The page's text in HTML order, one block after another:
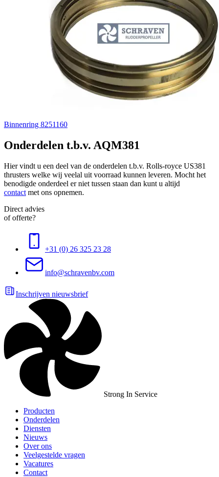
Binnenring 8251160
Onderdelen t.b.v. AQM381
Hier vindt u een deel van de onderdelen t.b.v. Rolls-royce US381
thrusters welke wij veelal uit voorraad kunnen leveren. Mocht het
benodigde onderdeel er niet tussen staan dan kunt u altijd
contact met ons opnemen.
Direct advies
of offerte?
+31 (0) 26 325 23 28
info@schravenbv.com
Inschrijven nieuwsbrief
Strong In Service
Producten
Onderdelen
Diensten
Nieuws
Over ons
Veelgestelde vragen
Vacatures
Contact